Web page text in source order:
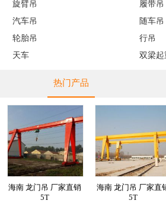
旋臂吊
履带吊
汽车吊
随车吊
轮胎吊
行吊
天车
双梁起
热门产品
海南 龙门吊 厂家直销
5T
海南 龙门吊 厂家直
5T